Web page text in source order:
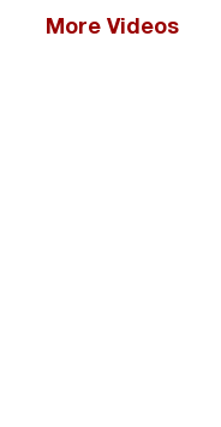
More Videos